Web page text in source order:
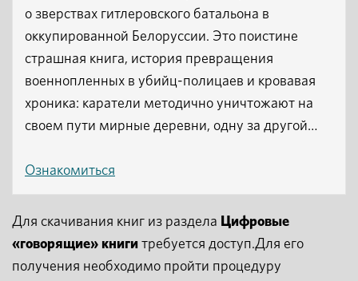
о зверствах гитлеровского батальона в
оккупированной Белоруссии. Это поистине
страшная книга, история превращения
военнопленных в убийц-полицаев и кровавая
хроника: каратели методично уничтожают на
своем пути мирные деревни, одну за другой…
Ознакомиться
Для скачивания книг из раздела Цифровые
«говорящие» книги требуется доступ.Для его
получения необходимо пройти процедуру